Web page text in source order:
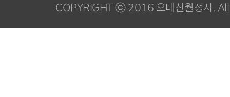
COPYRIGHT ⓒ 2016 오대산월정사.